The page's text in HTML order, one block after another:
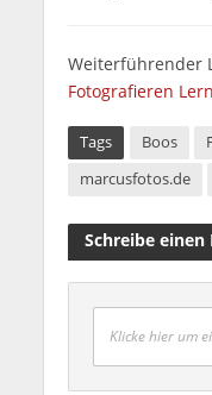
Weiterführender
Fotografieren
Tags Boos
marcusfotos.de
Schreibe
Klicke hier um